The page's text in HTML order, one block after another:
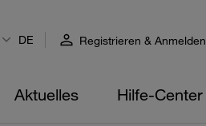
DE Registrieren & Anmelden
Aktuelles Hilfe-Center